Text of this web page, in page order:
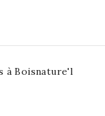
à Boisnature'l